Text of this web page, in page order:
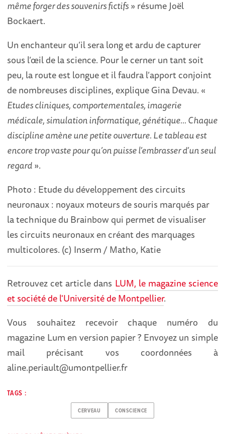
même forger des souvenirs fictifs» résume Joël
Bockaert.
Un enchanteur qu’il sera long et ardu de capturer
sous l’œil de la science. Pour le cerner un tant soit
peu, la route est longue et il faudra l’apport conjoint
de nombreuses disciplines, explique Gina Devau. «
Etudes cliniques, comportementales, imagerie
médicale, simulation informatique, génétique… Chaque
discipline amène une petite ouverture. Le tableau est
encore trop vaste pour qu’on puisse l’embrasser d’un seul
regard».
Photo : Etude du développement des circuits
neuronaux : noyaux moteurs de souris marqués par
la technique du Brainbow qui permet de visualiser
les circuits neuronaux en créant des marquages
multicolores. (c) Inserm / Matho, Katie
Retrouvez cet article dans LUM, le magazine science
et société de l'Université de Montpellier.
Vous souhaitez recevoir chaque numéro du
magazine Lum en version papier ? Envoyez un simple
mail précisant vos coordonnées à
aline.periault@umontpellier.fr
TAGS :
CERVEAU CONSCIENCE